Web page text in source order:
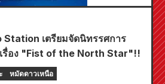
Station เตรียมจัดนิทรรศการ
รื่อง "Fist of the North Star"!!
หมัดดาวเหนือ